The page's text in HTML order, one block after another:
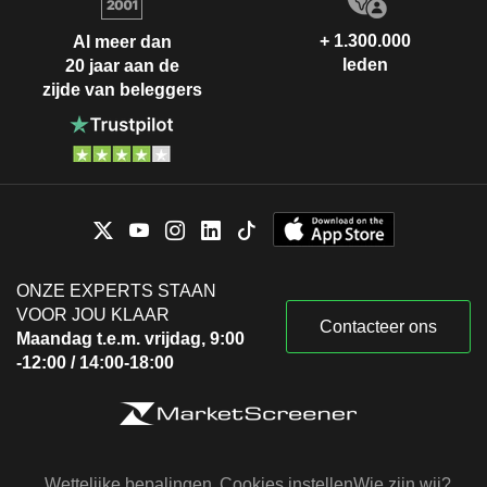
Al meer dan
20 jaar aan de
zijde van beleggers
+ 1.300.000
leden
ONZE EXPERTS STAAN
VOOR JOU KLAAR
Maandag t.e.m. vrijdag, 9:00
-12:00 / 14:00-18:00
Contacteer ons